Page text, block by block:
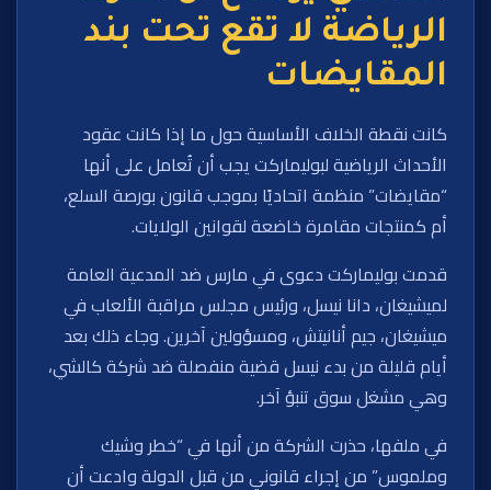
الرياضة لا تقع تحت بند
المقايضات
كانت نقطة الخلاف الأساسية حول ما إذا كانت عقود
الأحداث الرياضية لبوليماركت يجب أن تُعامل على أنها
“مقايضات” منظمة اتحاديًا بموجب قانون بورصة السلع،
أم كمنتجات مقامرة خاضعة لقوانين الولايات.
قدمت بوليماركت دعوى في مارس ضد المدعية العامة
لميشيغان، دانا نيسل، ورئيس مجلس مراقبة الألعاب في
ميشيغان، جيم أنانيتش، ومسؤولين آخرين. وجاء ذلك بعد
أيام قليلة من بدء نيسل قضية منفصلة ضد شركة كالشي،
وهي مشغل سوق تنبؤ آخر.
في ملفها، حذرت الشركة من أنها في “خطر وشيك
وملموس” من إجراء قانوني من قبل الدولة وادعت أن